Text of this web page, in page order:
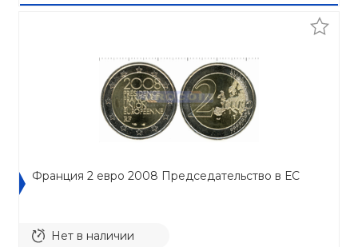
Франция 2 евро 2008 Председательство в ЕС
Нет в наличии